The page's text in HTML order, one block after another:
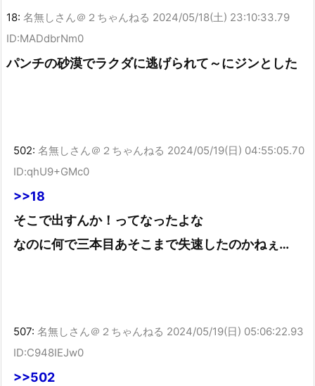
18: 名無しさん＠２ちゃんねる 2024/05/18(土) 23:10:33.79
ID:MADdbrNm0
パンチの砂漠でラクダに逃げられて～にジンとした
502: 名無しさん＠２ちゃんねる 2024/05/19(日) 04:55:05.70
ID:qhU9+GMc0
>>18
そこで出すんか！ってなったよな
なのに何で三本目あそこまで失速したのかねぇ…
507: 名無しさん＠２ちゃんねる 2024/05/19(日) 05:06:22.93
ID:C948IEJw0
>>502